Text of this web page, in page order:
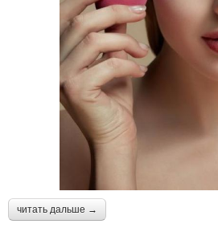
читать дальше →